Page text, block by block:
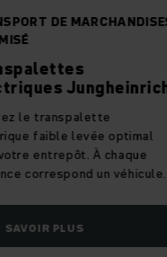
MARCHANDISES
levée optimal
À chaque
un véhicule.